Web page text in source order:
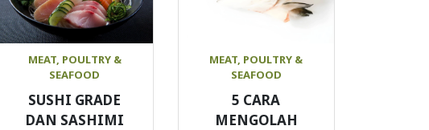
India Tandoori
MEAT, POULTRY &
SEAFOOD
SUSHI GRADE
DAN SASHIMI
MEAT, POULTRY &
SEAFOOD
5 CARA
MENGOLAH